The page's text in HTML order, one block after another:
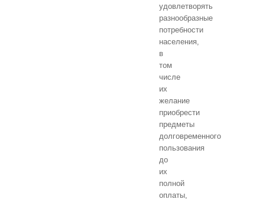
удовлетворять
разнообразные
потребности
населения,
в
том
числе
их
желание
приобрести
предметы
долговременного
пользования
до
их
полной
оплаты,